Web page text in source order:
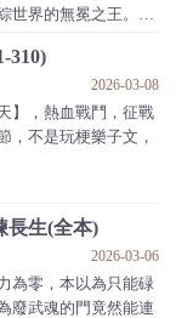
敢射天神、拓土開
界的無冕之王。
吾已肉身成聖。
、都市影視、武俠
310)
2026-03-08
】，熱血戰鬥，征戰
，不是玩梗樂子文，
戩與三聖母楊嬋的
。
長生(全本)
2026-03-06
為零，本以為只能碌
廢武魂的門竟然能連